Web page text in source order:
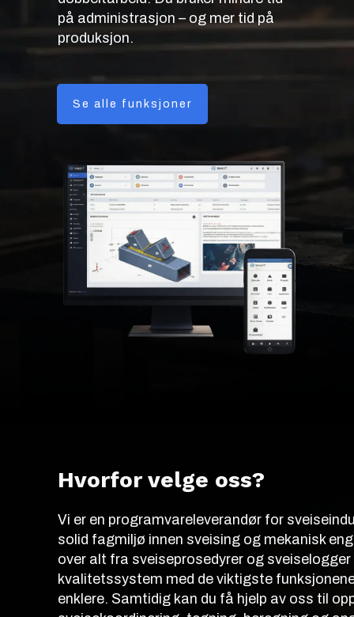
på administrasjon – og mer tid på
produksjon.
Se alle funksjoner
Hvorfor velge oss?
Vi er en programvareleverandør for
solid fagmiljø innen sveising og mekanisk
over alt fra sveiseprosedyrer og
kvalitetssystem med de viktigste
enklere. Samtidig kan du få hjelp av oss til